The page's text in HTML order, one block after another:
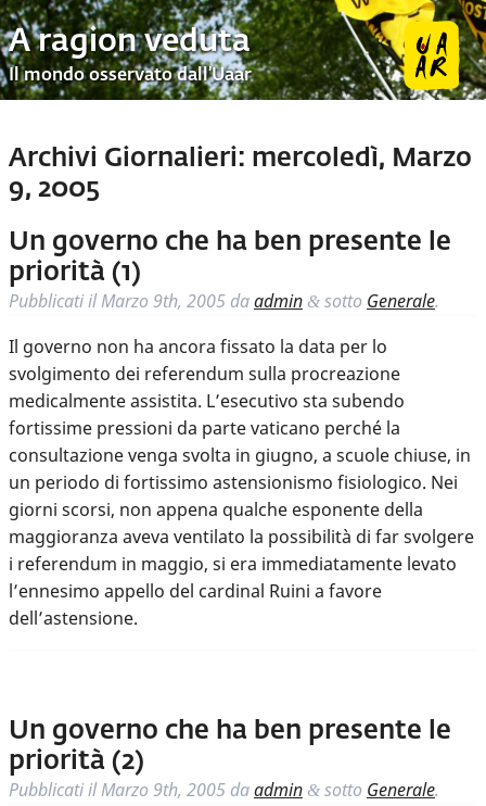
A ragion veduta
Il mondo osservato dall’Uaar
Archivi Giornalieri: mercoledì, Marzo
9, 2005
Un governo che ha ben presente le
priorità (1)
Pubblicati ilMarzo 9th, 2005 daadmin & sotto Generale.
Il governo non ha ancora fissato la data per lo
svolgimento dei referendum sulla procreazione
medicalmente assistita. L’esecutivo sta subendo
fortissime pressioni da parte vaticano perché la
consultazione venga svolta in giugno, a scuole chiuse, in
un periodo di fortissimo astensionismo fisiologico. Nei
giorni scorsi, non appena qualche esponente della
maggioranza aveva ventilato la possibilità di far svolgere
i referendum in maggio, si era immediatamente levato
l’ennesimo appello del cardinal Ruini a favore
dell’astensione.
Un governo che ha ben presente le
priorità (2)
Pubblicati ilMarzo 9th, 2005 daadmin & sotto Generale.